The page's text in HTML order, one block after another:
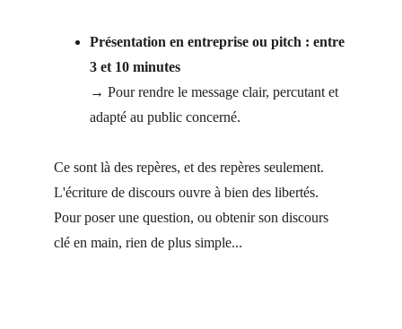
Présentation en entreprise ou pitch : entre
3 et 10 minutes
→ Pour rendre le message clair, percutant et
adapté au public concerné.
Ce sont là des repères, et des repères seulement.
L'écriture de discours ouvre à bien des libertés.
Pour poser une question, ou obtenir son discours
clé en main, rien de plus simple...